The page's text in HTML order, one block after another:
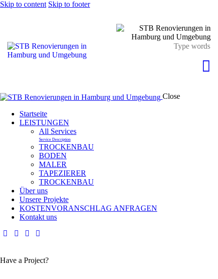
Skip to content Skip to footer
Close
Startseite
LEISTUNGEN
All Services
Service Description
TROCKENBAU
BODEN
MALER
TAPEZIERER
TROCKENBAU
Über uns
Unsere Projekte
KOSTENVORANSCHLAG ANFRAGEN
Kontakt uns
Have a Project?